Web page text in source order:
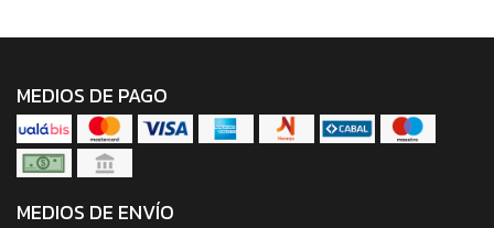
MEDIOS DE PAGO
MEDIOS DE ENVÍO